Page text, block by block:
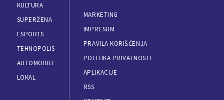
KULTURA
SUPERŽENA
ESPORTS
TEHNOPOLIS
AUTOMOBILI
LOKAL
MARKETING
IMPRESUM
PRAVILA KORIŠĆENJA
POLITIKA PRIVATNOSTI
APLIKACIJE
RSS